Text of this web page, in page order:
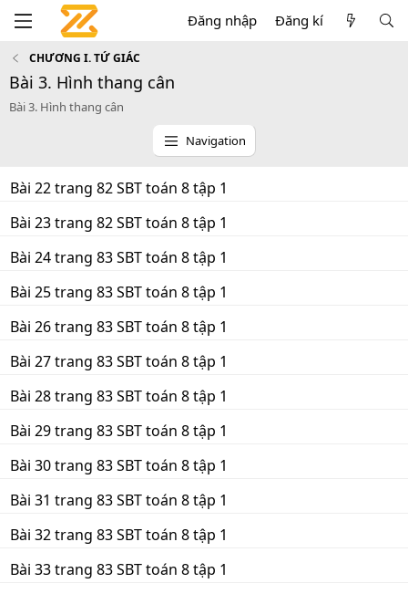
Đăng nhập Đăng kí
CHƯƠNG I. TỨ GIÁC
Bài 3. Hình thang cân
Bài 3. Hình thang cân
Navigation
Bài 22 trang 82 SBT toán 8 tập 1
Bài 23 trang 82 SBT toán 8 tập 1
Bài 24 trang 83 SBT toán 8 tập 1
Bài 25 trang 83 SBT toán 8 tập 1
Bài 26 trang 83 SBT toán 8 tập 1
Bài 27 trang 83 SBT toán 8 tập 1
Bài 28 trang 83 SBT toán 8 tập 1
Bài 29 trang 83 SBT toán 8 tập 1
Bài 30 trang 83 SBT toán 8 tập 1
Bài 31 trang 83 SBT toán 8 tập 1
Bài 32 trang 83 SBT toán 8 tập 1
Bài 33 trang 83 SBT toán 8 tập 1